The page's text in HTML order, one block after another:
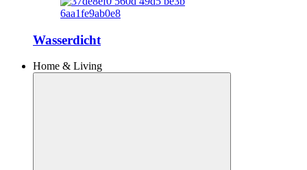
Wasserdicht
Home & Living